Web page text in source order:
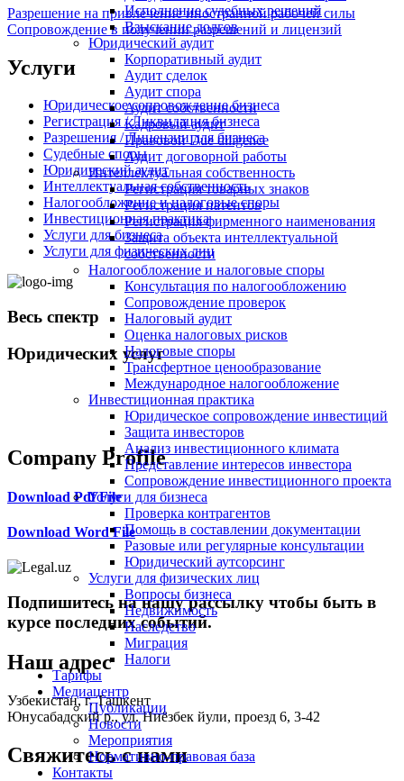
Исполнение судебных решений
Взыскание долгов
Юридический аудит
Корпоративный аудит
Аудит сделок
Аудит спора
Аудит собственности
Кадровый аудит
Правовой Due diligence
Аудит договорной работы
Интеллектуальная собственность
Регистрация товарных знаков
Регистрация патентов
Регистрация фирменного наименования
Защита объекта интеллектуальной
собственности
Налогообложение и налоговые споры
Консультация по налогообложению
Сопровождение проверок
Налоговый аудит
Оценка налоговых рисков
Налоговые споры
Трансфертное ценообразование
Международное налогообложение
Инвестиционная практика
Юридическое сопровождение инвестиций
Защита инвесторов
Анализ инвестиционного климата
Представление интересов инвестора
Сопровождение инвестиционного проекта
Услуги для бизнеса
Проверка контрагентов
Помощь в составлении документации
Разовые или регулярные консультации
Юридический аутсорсинг
Услуги для физических лиц
Вопросы бизнеса
Недвижимость
Наследство
Миграция
Налоги
Тарифы
Медиацентр
Публикации
Новости
Мероприятия
Нормативно-правовая база
Контакты
Разрешение на привлечение иностранной рабочей силы
Сопровождение в получении разрешений и лицензий
Услуги
Юридическое сопровождение бизнеса
Регистрация / Ликвидация бизнеса
Разрешения / Лицензии для бизнеса
Судебные споры
Юридический аудит
Интеллектуальная собственность
Налогообложение и налоговые споры
Инвестиционная практика
Услуги для бизнеса
Услуги для физических лиц
Весь спектр
Юридических услуг
+998 98 808-04-08
Company Profile
Download Pdf File
Download Word File
Подпишитесь на нашу рассылку чтобы быть в
курсе последних событий.
Наш адрес
Узбекистан, г. Ташкент
Юнусабадский р., ул. Ниёзбек йули, проезд 6, 3-42
Свяжитесь с нами